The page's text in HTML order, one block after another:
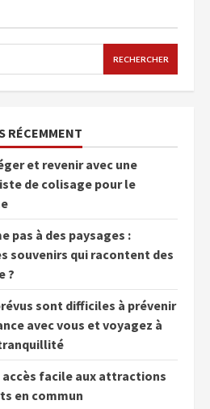
RECHERCHER
RÉCEMMENT
et revenir avec une
de colisage pour le
pas à des paysages :
souvenirs qui racontent des
?
sont difficiles à prévenir
avec vous et voyagez à
accès facile aux attractions
en commun